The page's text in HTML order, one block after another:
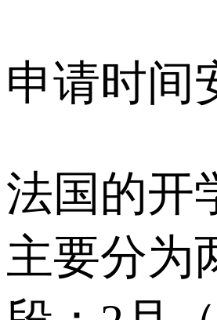
申请时间
法国的开
主要分为